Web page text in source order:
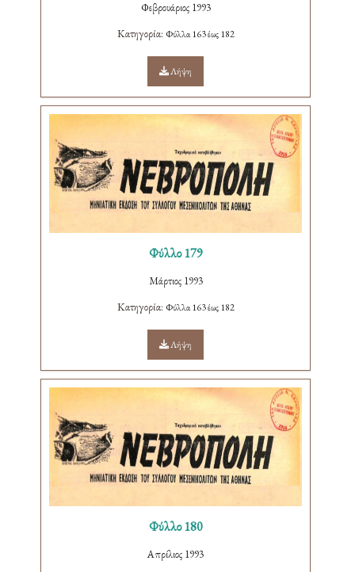
Φεβρουάριος 1993
Κατηγορία: Φύλλα 163 έως 182
Λήψη
Φύλλο 179
Μάρτιος 1993
Κατηγορία: Φύλλα 163 έως 182
Λήψη
Φύλλο 180
Απρίλιος 1993